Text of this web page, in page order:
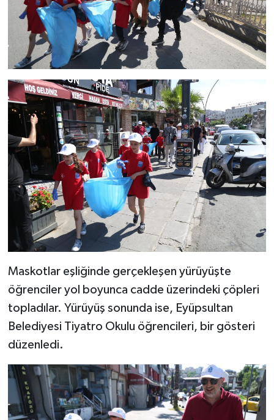
Maskotlar eşliğinde gerçekleşen yürüyüşte
öğrenciler yol boyunca cadde üzerindeki çöpleri
topladılar. Yürüyüş sonunda ise, Eyüpsultan
Belediyesi Tiyatro Okulu öğrencileri, bir gösteri
düzenledi.